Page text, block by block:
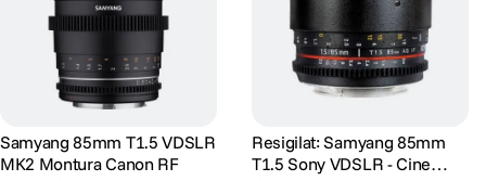
Samyang 85mm T1.5 VDSLR
MK2 Montura Canon RF
Resigilat: Samyang 85mm
T1.5 Sony VDSLR - Cine